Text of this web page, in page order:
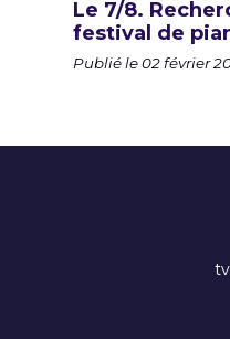
Le 7/8.
festival de
Publié le 02 février